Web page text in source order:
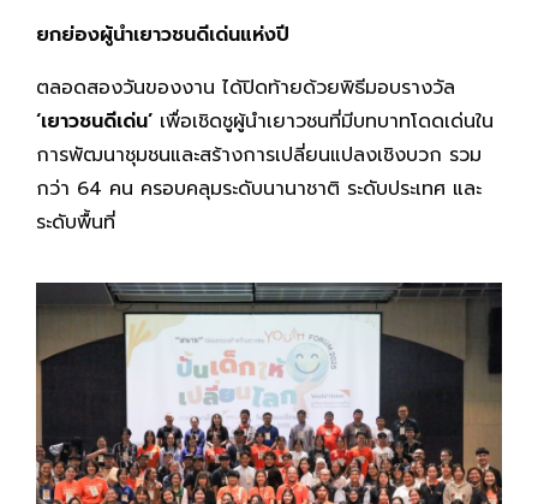
ยกย่องผู้นำเยาวชนดีเด่นแห่งปี
ตลอดสองวันของงาน ได้ปิดท้ายด้วยพิธีมอบรางวัล
‘เยาวชนดีเด่น’ เพื่อเชิดชูผู้นำเยาวชนที่มีบทบาทโดดเด่นใน
การพัฒนาชุมชนและสร้างการเปลี่ยนแปลงเชิงบวก รวม
กว่า 64 คน ครอบคลุมระดับนานาชาติ ระดับประเทศ และ
ระดับพื้นที่